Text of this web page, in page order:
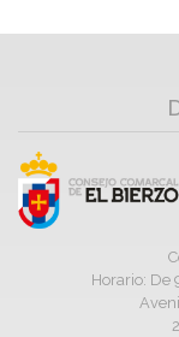
Horario: De